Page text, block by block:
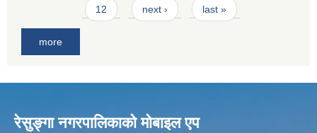
12 next › last »
more
रेसुङ्गा नगरपालिकाकाे माेबाइल एप